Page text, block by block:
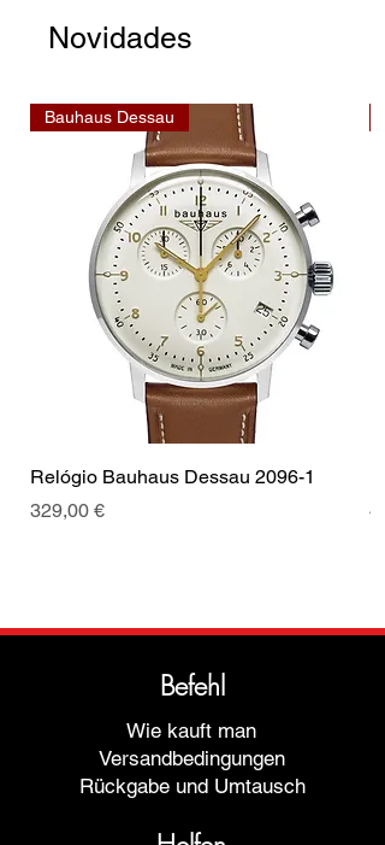
Novidades
Bauhaus Dessau
Relógio Bauhaus Dessau 2096-1
Preis
329,00 €
Befehl
Wie kauft man
Versandbedingungen
Rückgabe und Umtausch